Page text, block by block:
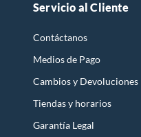
Servicio al Cliente
Contáctanos
Medios de Pago
Cambios y Devoluciones
Tiendas y horarios
Garantía Legal